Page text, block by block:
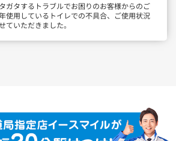
ガタするトラブルでお困りのお客様からのご
使用しているトイレでの不具合、ご使用状況
ていただきました。